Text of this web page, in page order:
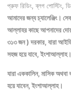
প্রুফ রিডিং, ব্লগ পোস্টিং,
আমাদের জন্য চ্যালেঞ্জিং।
আল্লাহর কাছে আপনাদের
৩১৩ জন ) দরকার, যারা
সহজ হয়ে যাবে, ইংশাআল্লাহ।
যারা এককালিন, মাসিক
হয়ে যাবেন, ইংশাআল্লাহ।